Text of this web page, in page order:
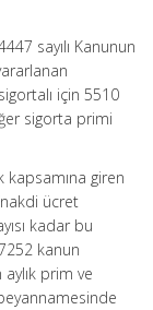
sayılı Kanunun
için 5510
sigorta primi
giren
ücret
kadar bu
kanun
prim ve